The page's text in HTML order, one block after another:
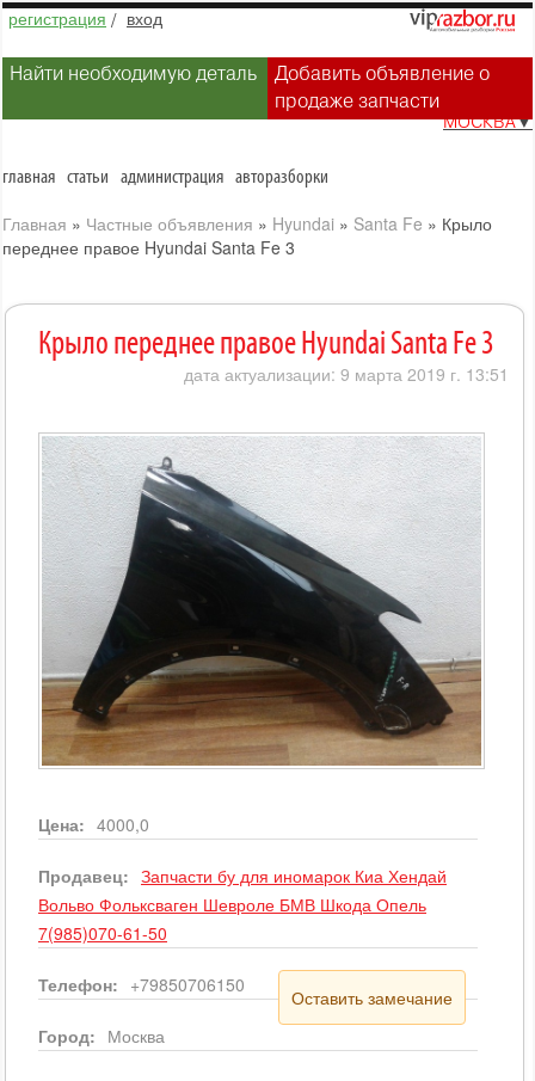
регистрация / вход
Найти необходимую деталь
Добавить объявление о
продаже запчасти
МОСКВА▼
главная статьи администрация авторазборки
Главная » Частные объявления » Hyundai » Santa Fe » Крыло
переднее правое Hyundai Santa Fe 3
Крыло переднее правое Hyundai Santa Fe 3
дата актуализации: 9 марта 2019 г. 13:51
Цена: 4000,0
Продавец: Запчасти бу для иномарок Киа Хендай
Вольво Фольксваген Шевроле БМВ Шкода Опель
7(985)070-61-50
Телефон: +79850706150
Оставить замечание
Город: Москва